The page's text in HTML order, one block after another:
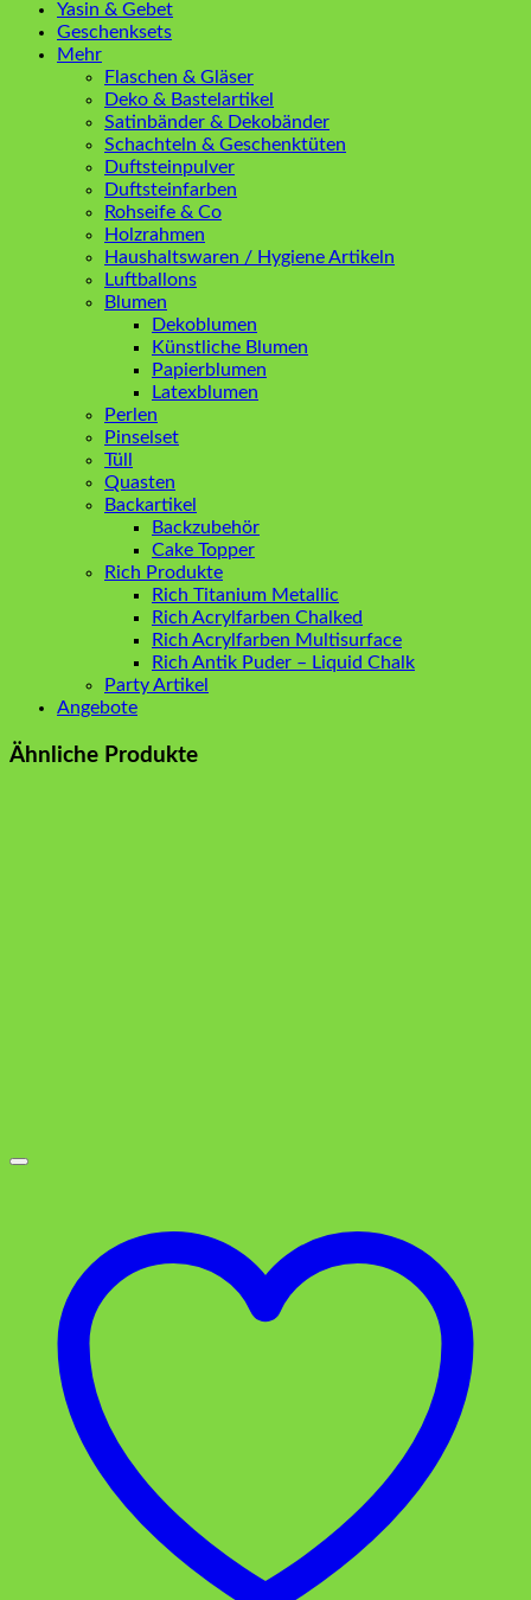
Yasin & Gebet
Geschenksets
Mehr
Flaschen & Gläser
Deko & Bastelartikel
Satinbänder & Dekobänder
Schachteln & Geschenktüten
Duftsteinpulver
Duftsteinfarben
Rohseife & Co
Holzrahmen
Haushaltswaren / Hygiene Artikeln
Luftballons
Blumen
Dekoblumen
Künstliche Blumen
Papierblumen
Latexblumen
Perlen
Pinselset
Tüll
Quasten
Backartikel
Backzubehör
Cake Topper
Rich Produkte
Rich Titanium Metallic
Rich Acrylfarben Chalked
Rich Acrylfarben Multisurface
Rich Antik Puder – Liquid Chalk
Party Artikel
Angebote
Ähnliche Produkte